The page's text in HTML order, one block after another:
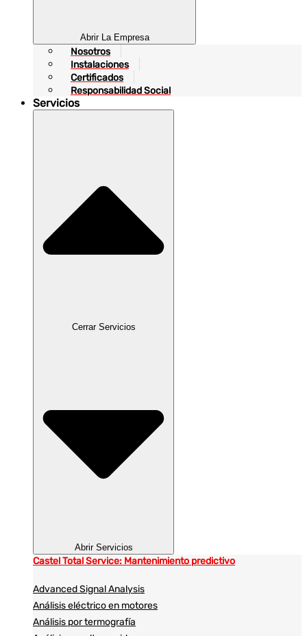
Abrir La Empresa
Nosotros
Instalaciones
Certificados
Responsabilidad Social
Servicios
Cerrar Servicios
Abrir Servicios
Castel Total Service: Mantenimiento predictivo
Advanced Signal Analysis
Análisis eléctrico en motores
Análisis por termografía